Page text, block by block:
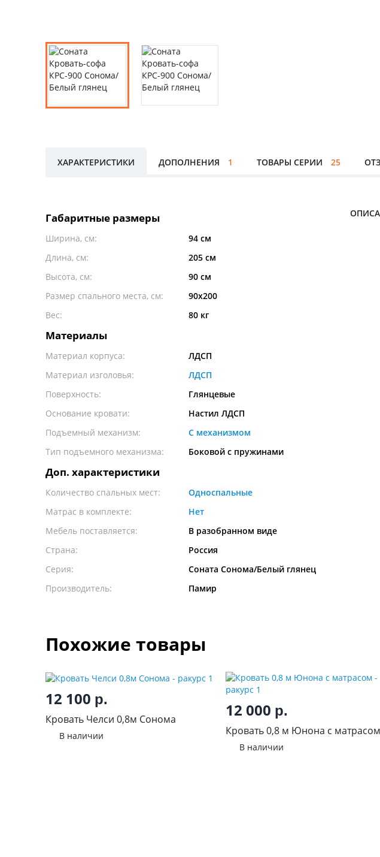
ХАРАКТЕРИСТИКИ ДОПОЛНЕНИЯ 1 ТОВАРЫ СЕРИИ 25
Габаритные размеры
Ширина, см:
94 см
Длина, см:
205 см
Высота, см:
90 см
Размер спального места, см:
90x200
Вес:
80 кг
Материалы
Материал корпуса:
ЛДСП
Материал изголовья:
ЛДСП
Поверхность:
Глянцевые
Основание кровати:
Настил ЛДСП
Подъемный механизм:
С механизмом
Тип подъемного механизма:
Боковой с пружинами
Доп. характеристики
Количество спальных мест:
Односпальные
Матрас в комплекте:
Нет
Мебель поставляется:
В разобранном виде
Страна:
Россия
Серия:
Соната Сонома/Белый глянец
Производитель:
Памир
Похожие товары
12 100 р.
Кровать Челси 0,8м Сонома
В наличии
12 000 р.
Кровать 0,8 м Юнона с матрасом
В наличии